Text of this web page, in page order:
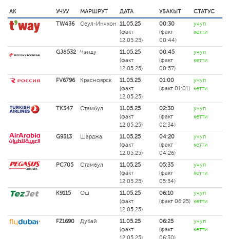
АК УЧУУ МАРШРУТ ДАТА УБАКЫТ
СТАТУС
TW436
Сеул-Инчхон 11.05.25
(факт
12.05.25)
00:30
(факт
00:44)
учуп
кетти
GJ8532 Чэнду
11.05.25
(факт
12.05.25)
00:45
(факт
00:57)
учуп
кетти
FV6796 Красноярск
11.05.25
(факт
12.05.25)
01:00
(факт 01:01)
учуп
кетти
TK347 Стамбул
11.05.25
(факт
12.05.25)
02:30
(факт
02:34)
учуп
кетти
G9313 Шарджа
11.05.25
(факт
12.05.25)
04:20
(факт
04:26)
учуп
кетти
PC705 Стамбул
11.05.25
(факт
12.05.25)
05:35
(факт
05:54)
учуп
кетти
K9115 Ош
11.05.25
(факт
12.05.25)
06:10
(факт 06:25)
учуп
кетти
FZ1690 Дубай
11.05.25
(факт
06:25
(факт
учуп
кетти